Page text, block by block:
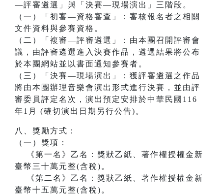
—評審遴選」與「決賽—現場演出」三階段。
（一）「初審—資格審查」：審核報名者之相關
文件資料與參賽資格。
（二）「複審—評審遴選」：由本團召開評審會
議，由評審遴選進入決賽作品，遴選結果將公布
於本團網站並以書面通知參賽者。
（三）「決賽—現場演出」：獲評審遴選之作品
將由本團辦理音樂會演出形式進行決賽，並由評
審委員評定名次，演出預定安排於中華民國116
年1月 (確切演出日期另行公告)。
八、獎勵方式：
（一）獎項：
《第一名》乙名：獎狀乙紙、著作權授權金新
臺幣三十萬元整(含稅)。
《第二名》乙名：獎狀乙紙、著作權授權金新
臺幣十五萬元整(含稅)。